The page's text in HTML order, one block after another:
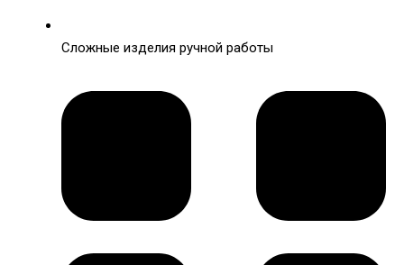
Сложные изделия ручной работы